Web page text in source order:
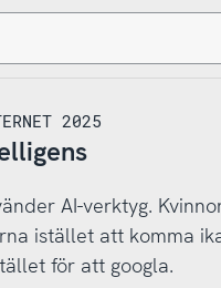
2025
AI-verktyg.
istället att komma
för att googla.